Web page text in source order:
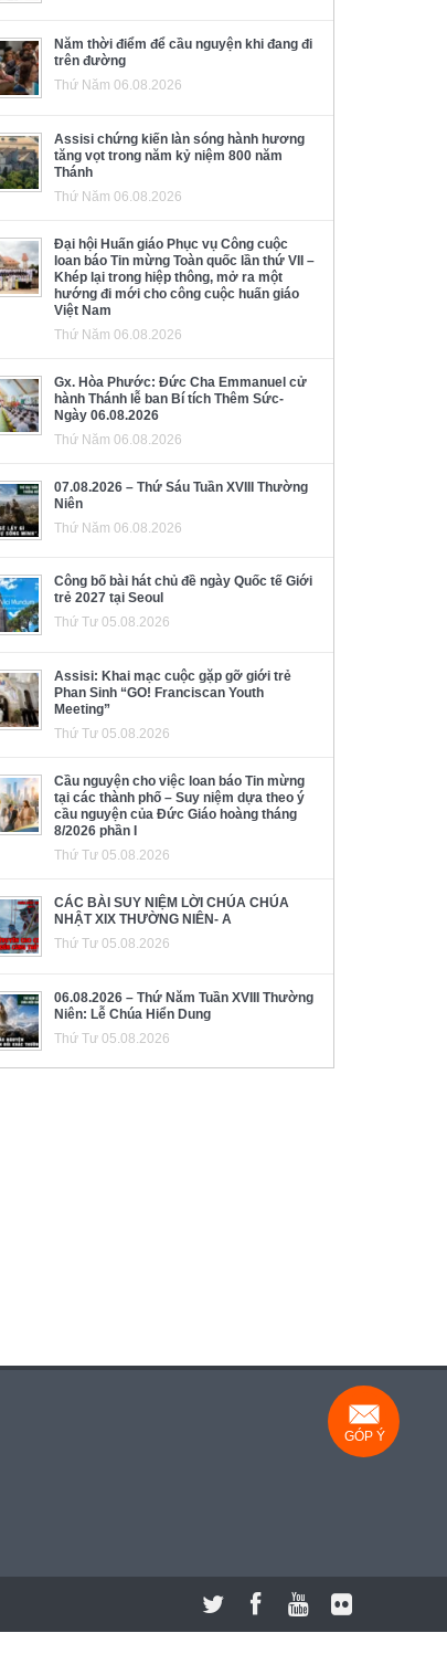
Năm thời điểm để cầu nguyện khi đang đi
trên đường
Thứ Năm 06.08.2026
Assisi chứng kiến làn sóng hành hương
tăng vọt trong năm kỷ niệm 800 năm
Thánh
Thứ Năm 06.08.2026
Đại hội Huấn giáo Phục vụ Công cuộc
loan báo Tin mừng Toàn quốc lần thứ VII –
Khép lại trong hiệp thông, mở ra một
hướng đi mới cho công cuộc huấn giáo
Việt Nam
Thứ Năm 06.08.2026
Gx. Hòa Phước: Đức Cha Emmanuel cử
hành Thánh lễ ban Bí tích Thêm Sức-
Ngày 06.08.2026
Thứ Năm 06.08.2026
07.08.2026 – Thứ Sáu Tuần XVIII Thường
Niên
Thứ Năm 06.08.2026
Công bố bài hát chủ đề ngày Quốc tế Giới
trẻ 2027 tại Seoul
Thứ Tư 05.08.2026
Assisi: Khai mạc cuộc gặp gỡ giới trẻ
Phan Sinh “GO! Franciscan Youth
Meeting”
Thứ Tư 05.08.2026
Cầu nguyện cho việc loan báo Tin mừng
tại các thành phố – Suy niệm dựa theo ý
cầu nguyện của Đức Giáo hoàng tháng
8/2026 phần I
Thứ Tư 05.08.2026
CÁC BÀI SUY NIỆM LỜI CHÚA CHÚA
NHẬT XIX THƯỜNG NIÊN- A
Thứ Tư 05.08.2026
06.08.2026 – Thứ Năm Tuần XVIII Thường
Niên: Lễ Chúa Hiển Dung
Thứ Tư 05.08.2026
GÓP Ý